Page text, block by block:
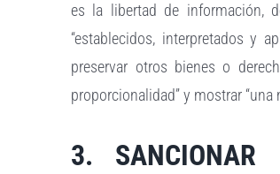
es la libertad de información,
“establecidos, interpretados y
preservar otros bienes o
proporcionalidad” y mostrar
3. SANCIONAR